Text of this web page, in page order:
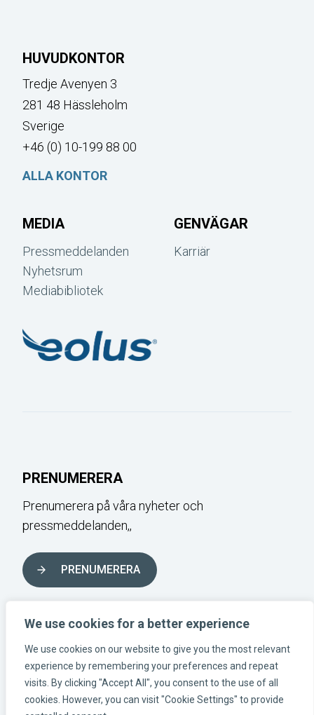
We use cookies for a better experience
We use cookies on our website to give you the most relevant
experience by remembering your preferences and repeat
visits. By clicking "Accept All", you consent to the use of all
cookies. However, you can visit "Cookie Settings" to provide
HUVUDKONTOR
Tredje Avenyen 3
281 48 Hässleholm
Sverige
+46 (0) 10-199 88 00
ALLA KONTOR
MEDIA
Pressmeddelanden
Nyhetsrum
Mediabibliotek
GENVÄGAR
Karriär
PRENUMERERA
Prenumerera på våra nyheter och
pressmeddelanden,,
PRENUMERERA
FÖLJ OSS I SOCIALA MEDIER
Instagram-länk
Linkedin-länk
Facebook-länk